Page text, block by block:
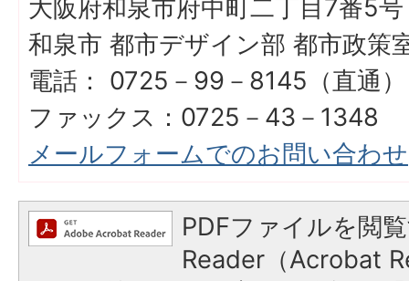
大阪府和泉市府中町二丁目7番5号
和泉市 都市デザイン部 都市政策
電話： 0725－99－8145（直通）
ファックス：0725－43－1348
メールフォームでのお問い合わせ
PDFファイルを閲
Reader（Acrobat